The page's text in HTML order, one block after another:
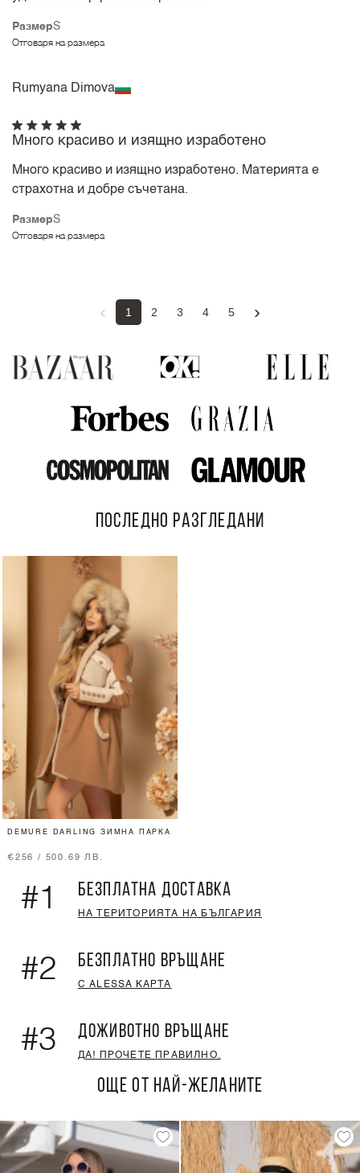
РазмерS
Отговаря на размера
Rumyana Dimova
РазмерS
Отговаря на размера
Много красиво и изящно изработено
Много красиво и изящно изработено. Материята е
страхотна и добре съчетана.
‹ 1 2 3 4 5 ›
ПОСЛЕДНО РАЗГЛЕДАНИ
DEMURE DARLING ЗИМНА ПАРКА
€256 / 500.69 ЛВ.
#1 БЕЗПЛАТНА ДОСТАВКА
НА ТЕРИТОРИЯТА НА БЪЛГАРИЯ
#2 БЕЗПЛАТНО ВРЪЩАНЕ
С ALESSA КАРТА
#3 ДОЖИВОТНО ВРЪЩАНЕ
ДА! ПРОЧЕТЕ ПРАВИЛНО.
ОЩЕ ОТ НАЙ-ЖЕЛАНИТЕ